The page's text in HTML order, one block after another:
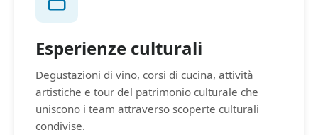
Esperienze culturali
Degustazioni di vino, corsi di cucina, attività
artistiche e tour del patrimonio culturale che
uniscono i team attraverso scoperte culturali
condivise.